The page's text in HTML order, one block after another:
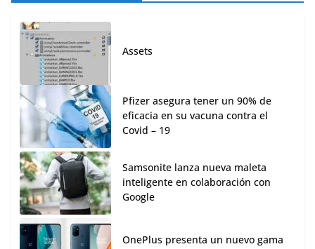
Assets
Pfizer asegura tener un 90% de
eficacia en su vacuna contra el
Covid – 19
Samsonite lanza nueva maleta
inteligente en colaboración con
Google
OnePlus presenta un nuevo gama